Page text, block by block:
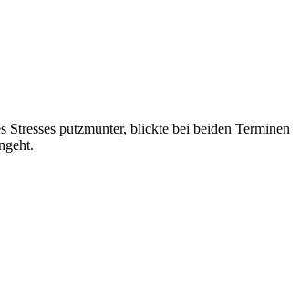
putzmunter, blickte bei beiden Terminen